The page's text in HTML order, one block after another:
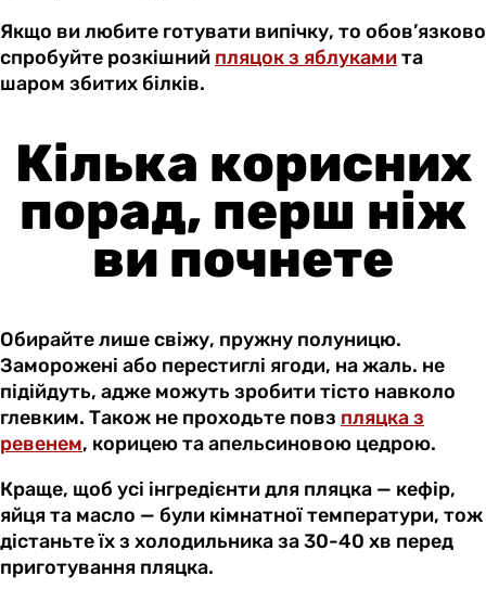
Якщо ви любите готувати випічку, то обов’язково
спробуйте розкішний пляцок з яблукамита
шаром збитих білків.
Кілька корисних
порад, перш ніж
ви почнете
Обирайте лише свіжу, пружну полуницю.
Заморожені або перестиглі ягоди, на жаль. не
підійдуть, адже можуть зробити тісто навколо
глевким. Також не проходьте повз пляцка з
ревенем, корицею та апельсиновою цедрою.
Краще, щоб усі інгредієнти для пляцка — кефір,
яйця та масло — були кімнатної температури, тож
дістаньте їх з холодильника за 30-40 хв перед
приготування пляцка.